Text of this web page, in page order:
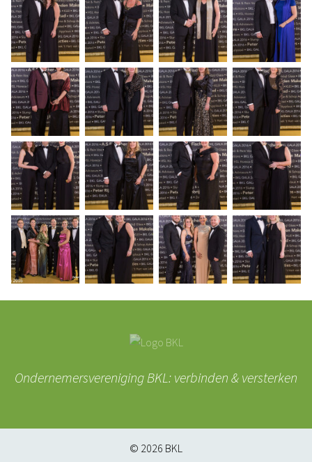
Ondernemersvereniging BKL: verbinden & versterken
© 2026 BKL